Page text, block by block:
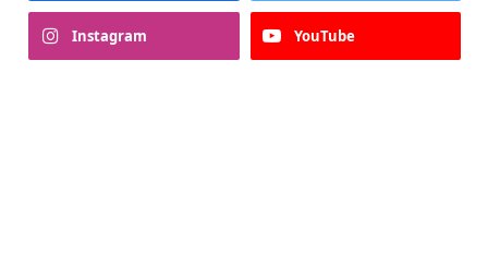
Instagram YouTube